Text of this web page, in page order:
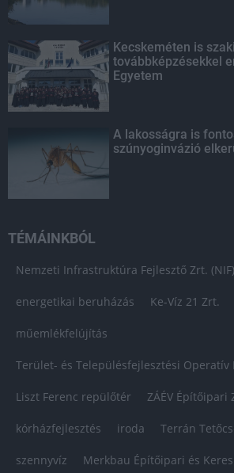
Kecskeméten is
továbbképzésekkel
Egyetem
A lakosságra is
szúnyoginvázió
TÉMÁINKBÓL
Nemzeti Infrastruktúra Fejlesztő Zrt. (NIF)
energetikai beruházás Ke-Víz 21 Zrt.
műemlékfelújítás
Terület- és Településfejlesztési Operatív
Liszt Ferenc repülőtér ZÁÉV Építőipari
kórházfejlesztés iroda Terrán
szennyvíz Merkbau Építőipari és